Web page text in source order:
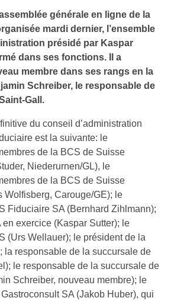
générale en ligne de la
mardi dernier, l’ensemble
présidé par Kaspar
dans ses fonctions. Il a
membre dans ses rangs en la
Schreiber, le responsable de
Gall.
du conseil d’administration
est la suivante: le
de la BCS de Suisse
Niederurnen/GL), le
de la BCS de Suisse
Wolfisberg, Carouge/GE); le
Fiduciaire SA (Bernhard Zihlmann);
en exercice (Kaspar Sutter); le
(Urs Wellauer); le président de la
la responsable de la succursale de
le responsable de la succursale de
Schreiber, nouveau membre); le
SA (Jakob Huber), qui